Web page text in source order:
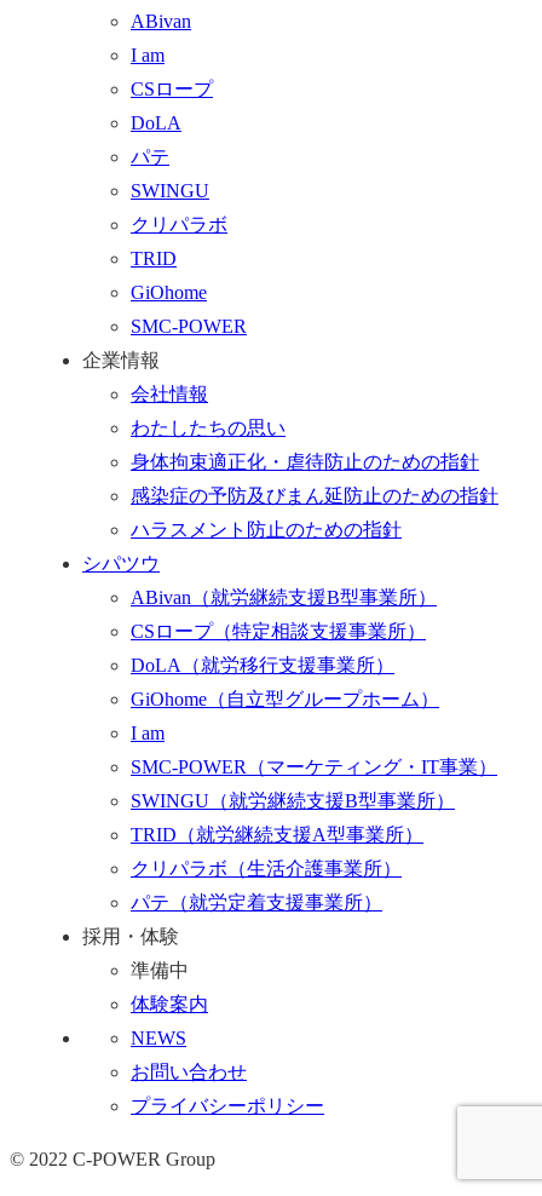
ABivan
I am
CSロープ
DoLA
パテ
SWINGU
クリパラボ
TRID
GiOhome
SMC-POWER
企業情報
会社情報
わたしたちの思い
身体拘束適正化・虐待防止のための指針
感染症の予防及びまん延防止のための指針
ハラスメント防止のための指針
シパツウ
ABivan （就労継続支援B型事業所）
CSロープ （特定相談支援事業所）
DoLA （就労移行支援事業所）
GiOhome （自立型グループホーム）
I am
SMC-POWER （マーケティング・IT事業）
SWINGU （就労継続支援B型事業所）
TRID （就労継続支援A型事業所）
クリパラボ （生活介護事業所）
パテ （就労定着支援事業所）
採用・体験
準備中
体験案内
NEWS
お問い合わせ
プライバシーポリシー
© 2022 C-POWER Group